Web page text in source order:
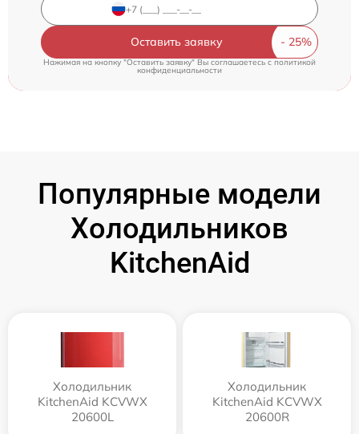
Оставить заявку
Нажимая на кнопку "Оставить заявку" Вы соглашаетесь cполитикой
конфиденциальности
Популярные модели
Холодильников
KitchenAid
Холодильник
KitchenAid KCVWX
20600L
Холодильник
KitchenAid KCVWX
20600R